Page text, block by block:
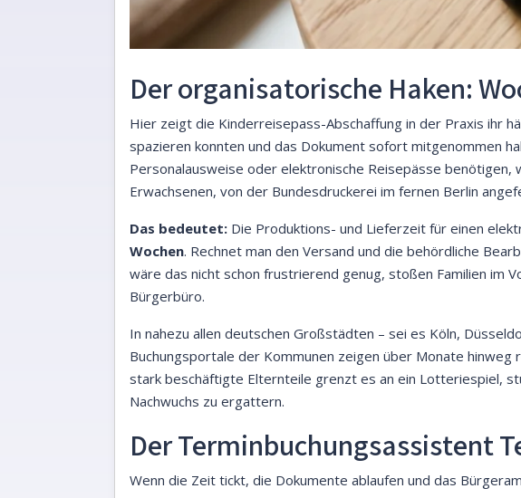
Der organisatorische Haken:
Hier zeigt die Kinderreisepass-Abschaffung in der Praxis ihr
spazieren konnten und das Dokument sofort mitgenommen
Personalausweise oder elektronische Reisepässe
Erwachsenen, von der Bundesdruckerei im fernen Berlin
Das bedeutet: Die Produktions- und Lieferzeit für einen
Wochen. Rechnet man den Versand und die behördliche
wäre das nicht schon frustrierend genug, stoßen Familien im
Bürgerbüro.
In nahezu allen deutschen Großstädten – sei es Köln,
Buchungsportale der Kommunen zeigen über Monate
stark beschäftigte Elternteile grenzt es an ein Lotteriespiel,
Nachwuchs zu ergattern.
Der Terminbuchungsassistent
Wenn die Zeit tickt, die Dokumente ablaufen und das